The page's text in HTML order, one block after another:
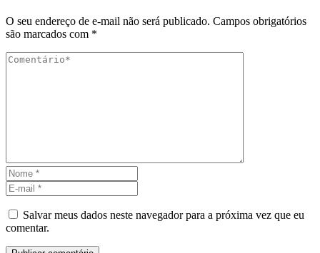
O seu endereço de e-mail não será publicado. Campos obrigatórios
são marcados com *
Salvar meus dados neste navegador para a próxima vez que eu
comentar.